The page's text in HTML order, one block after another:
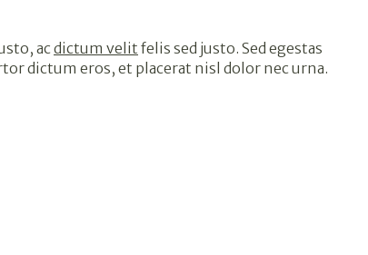
ac dictum velit felis sed justo. Sed egestas
dictum eros, et placerat nisl dolor nec urna.